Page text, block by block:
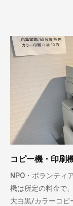
コピー機・印刷
NPO・ボランティ
機は所定の料金で
大白黒/カラーコピ